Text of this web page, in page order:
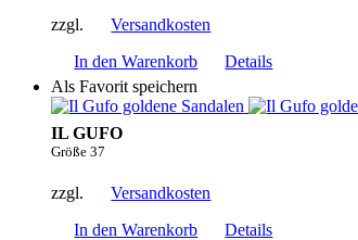
zzgl.
Versandkosten
In den Warenkorb
Details
Als Favorit speichern
IL GUFO
Größe 37
zzgl.
Versandkosten
In den Warenkorb
Details